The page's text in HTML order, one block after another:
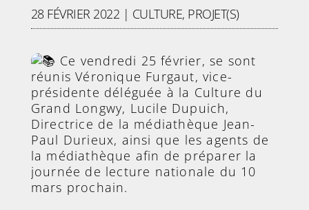
28 FÉVRIER 2022 | CULTURE, PROJET(S)
Ce vendredi 25 février, se sont
réunis Véronique Furgaut, vice-
présidente déléguée à la Culture du
Grand Longwy, Lucile Dupuich,
Directrice de la médiathèque Jean-
Paul Durieux, ainsi que les agents de
la médiathèque afin de préparer la
journée de lecture nationale du 10
mars prochain.